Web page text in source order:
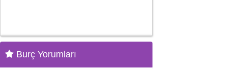
Burç Yorumları